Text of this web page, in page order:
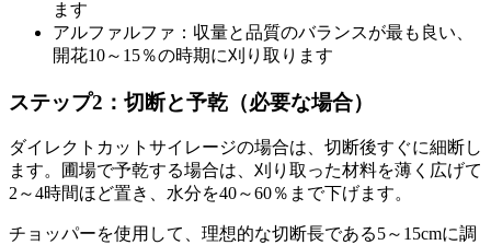
ます
アルファルファ：収量と品質のバランスが最も良い、
開花10～15％の時期に刈り取ります
ステップ2：切断と予乾（必要な場合）
ダイレクトカットサイレージの場合は、切断後すぐに細断し
ます。圃場で予乾する場合は、刈り取った材料を薄く広げて
2～4時間ほど置き、水分を40～60％まで下げます。
チョッパーを使用して、理想的な切断長である5～15cmに調